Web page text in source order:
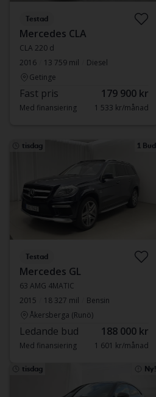
Testad
Mercedes CLA
CLA 220 d
2016
13 759 mil
Diesel
Getinge
Fast pris 179 900 kr
Med finansiering 1 533 kr/månad
tisdag 1 Bud
Testad
Mercedes GL
63 AMG 4MATIC
2015
18 327 mil
Bensin
Åkersberga (Runö)
Ledande bud 188 000 kr
Med finansiering 1 601 kr/månad
tisdag Ny!